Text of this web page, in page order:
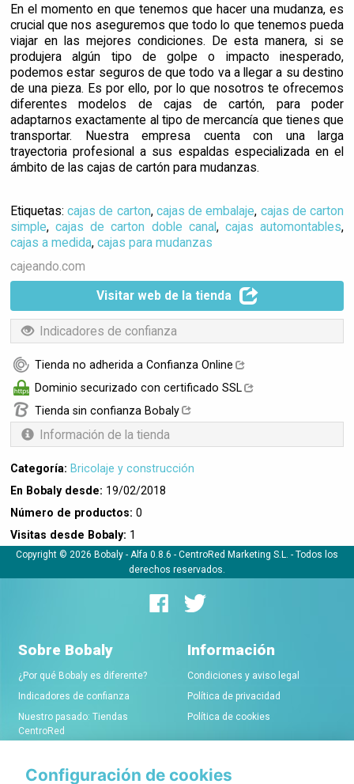
En el momento en que tenemos que hacer una mudanza, es
crucial que nos aseguremos que todo lo que tenemos pueda
viajar en las mejores condiciones. De esta manera, si se
produjera algún tipo de golpe o impacto inesperado,
podemos estar seguros de que todo va a llegar a su destino
de una pieza. Es por ello, por lo que nosotros te ofrecemos
diferentes modelos de cajas de cartón, para poder
adaptarnos exactamente al tipo de mercancía que tienes que
transportar. Nuestra empresa cuenta con una larga
trayectoria profesional a sus espaldas especializada en el
ámbito de las cajas de cartón para mudanzas.
Etiquetas:cajas de carton, cajas de embalaje, cajas de carton
simple,cajas de carton doble canal, cajas automontables,
cajas a medida, cajas para mudanzas
cajeando.com
Visitar web de la tienda
Indicadores de confianza
Tienda no adherida a Confianza Online
Dominio securizado con certificado SSL
Tienda sin confianza Bobaly
Información de la tienda
Categoría: Bricolaje y construcción
En Bobaly desde: 19/02/2018
Número de productos: 0
Visitas desde Bobaly: 1
Copyright © 2026 Bobaly - Alfa 0.8.6 - CentroRed Marketing S.L. - Todos los
derechos reservados.
Sobre Bobaly
¿Por qué Bobaly es diferente?
Indicadores de confianza
Nuestro pasado: Tiendas
CentroRed
Información
Condiciones y aviso legal
Política de privacidad
Política de cookies
Comerciantes Conócenos
Configuración de cookies